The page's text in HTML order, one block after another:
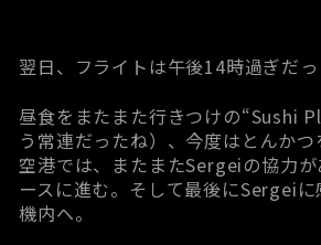
翌日、フライトは午後14時過ぎだっ
昼食をまたまた行きつけの“Sushi
う常連だったね）、今度はとんかつ
空港では、またまたSergeiの協力が
ースに進む。そして最後にSergeiに
機内へ。